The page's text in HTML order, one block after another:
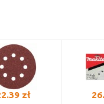
zł